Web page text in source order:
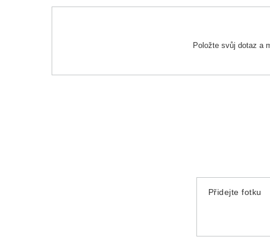
Položte svůj dotaz a
Přidejte fotku